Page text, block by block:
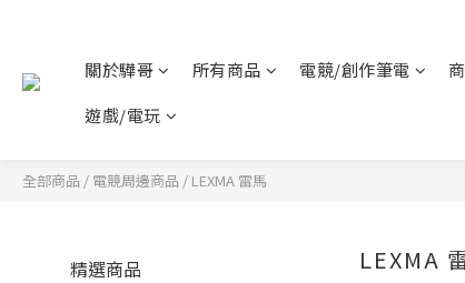
關於驊哥 所有商品 電競/創作筆電
遊戲/電玩
全部商品 / 電競周邊商品 / LEXMA 雷馬
精選商品
LEXMA